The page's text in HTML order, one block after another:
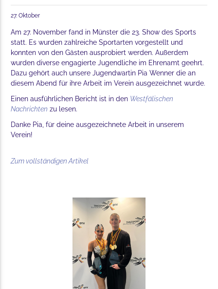
27. Oktober
Am 27. November fand in Münster die 23. Show des Sports
statt. Es wurden zahlreiche Sportarten vorgestellt und
konnten von den Gästen ausprobiert werden. Außerdem
wurden diverse engagierte Jugendliche im Ehrenamt geehrt.
Dazu gehört auch unsere Jugendwartin Pia Wenner die an
diesem Abend für ihre Arbeit im Verein ausgezeichnet wurde.
Einen ausführlichen Bericht ist in den Westfälischen
Nachrichten zu lesen.
Danke Pia, für deine ausgezeichnete Arbeit in unserem
Verein!
Zum vollständigen Artikel